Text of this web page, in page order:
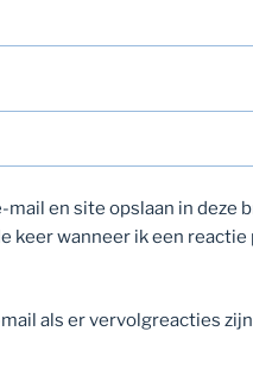
mail en site opslaan in deze
keer wanneer ik een reactie
als er vervolgreacties